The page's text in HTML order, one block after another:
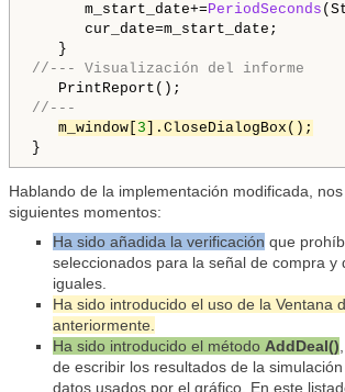
m_start_date+=PeriodSeconds
cur_date=m_start_date;
//--- Visualización del informe
//---
m_window[ 3 ].CloseDialogBox();
Hablando de la implementación modificada,
siguientes momentos:
Ha sido añadida la verificación que
seleccionados para la señal de compra y
iguales.
Ha sido introducido el uso de la Ventana
anteriormente.
Ha sido introducido el método AddDeal()
de escribir los resultados de la
datos usados por el gráfico. En este